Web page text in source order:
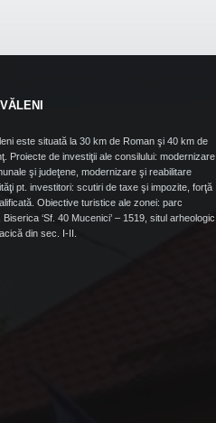
este situată la 30 km de Roman şi 40 km de
Proiecte de investiţii ale consilului: modernizare
şi judeţene, modernizare şi reabilitare
pt. investitori: scutiri de taxe şi impozite, forţă
Obiective turistice ale zonei: parc
‘Sf. 40 Mucenici’ – 1519, situl arheologic
din sec. I-II.